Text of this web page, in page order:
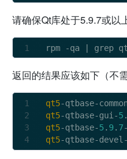
请确保Qt库处于5.9.7或以
rpm -qa | grep
返回的结果应该如下（不
qt5-qtbase-
qt5-qtbase-gui-5.
qt5-qtbase-5. 9. 7-
qt5-qtbase-devel-